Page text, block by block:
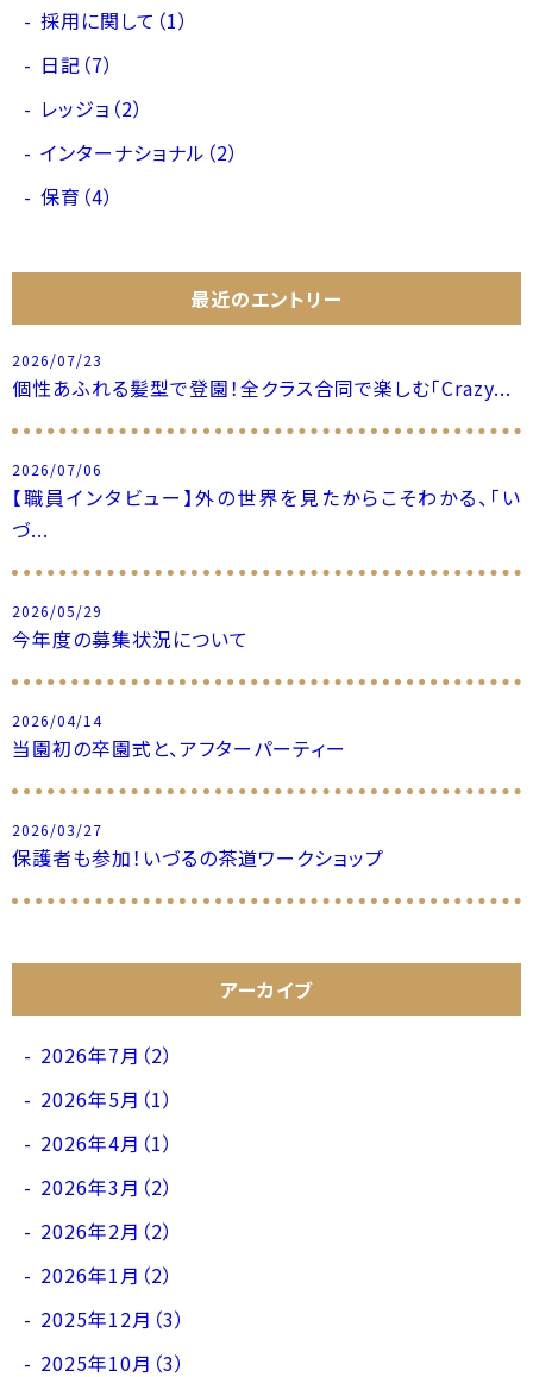
採用に関して（1）
日記（7）
レッジョ（2）
インターナショナル（2）
保育（4）
最近のエントリー
2026/07/23
個性あふれる髪型で登園！全クラス合同で楽しむ「Crazy...
2026/07/06
【職員インタビュー】外の世界を見たからこそわかる、「い
づ...
2026/05/29
今年度の募集状況について
2026/04/14
当園初の卒園式と、アフターパーティー
2026/03/27
保護者も参加！いづるの茶道ワークショップ
アーカイブ
2026年7月（2）
2026年5月（1）
2026年4月（1）
2026年3月（2）
2026年2月（2）
2026年1月（2）
2025年12月（3）
2025年10月（3）